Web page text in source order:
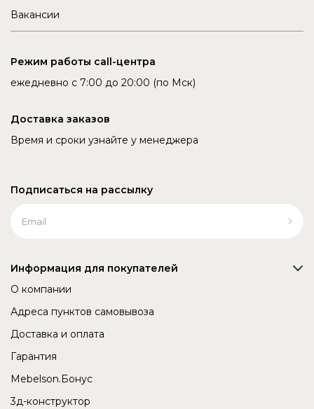
Вакансии
Режим работы call-центра
ежедневно с 7:00 до 20:00 (по Мск)
Доставка заказов
Время и сроки узнайте у менеджера
Подписаться на рассылку
Информация для покупателей
О компании
Адреса пунктов самовывоза
Доставка и оплата
Гарантия
Mebelson.Бонус
3д-конструктор